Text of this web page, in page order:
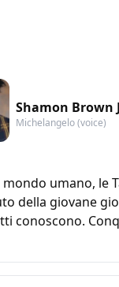
Shamon Brown
Michelangelo (voice)
umano,
della giovane
conoscono.